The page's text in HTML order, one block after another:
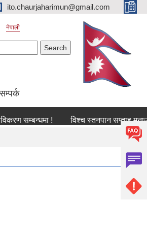
ito.chaurjaharimun@gmail.com
नेपाली
सम्पर्क
! विश्च स्तनपान सप्ताह मनाउने